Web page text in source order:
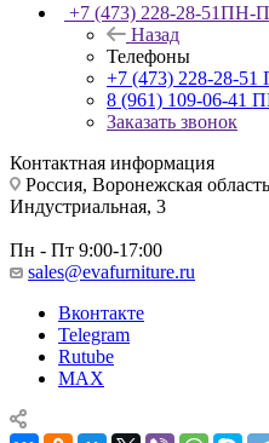
+7 (473) 228-28-51ПН-
Назад
Телефоны
+7 (473) 228-28-51
8 (961) 109-06-41
Заказать звонок
Контактная информация
Россия, Воронежская
Индустриальная, 3
Пн - Пт 9:00-17:00
sales@evafurniture.ru
Вконтакте
Telegram
Rutube
MAX